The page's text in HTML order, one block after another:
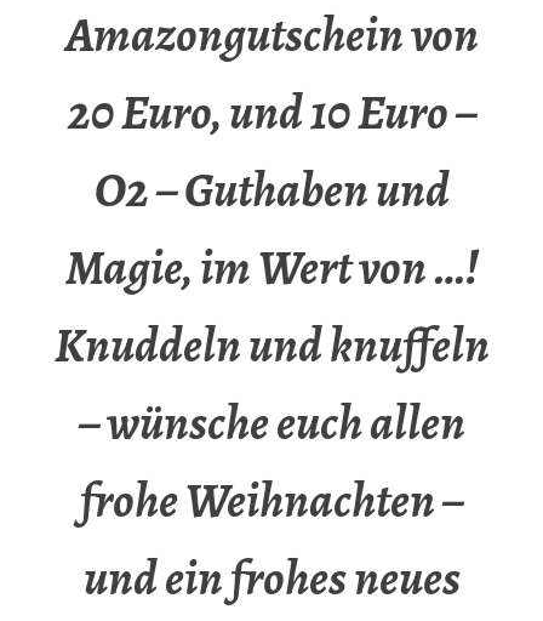
Amazongutschein von
20 Euro, und 10 Euro –
O2 – Guthaben und
Magie, im Wert von …!
Knuddeln und knuffeln
– wünsche euch allen
frohe Weihnachten –
und ein frohes neues